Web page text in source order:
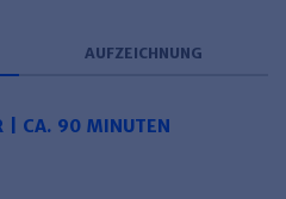
AUFZEICHNUNG
| CA. 90 MINUTEN